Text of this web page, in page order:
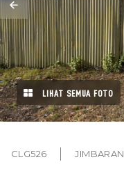
LIHAT SEMUA FOTO
CLG526 JIMBARAN